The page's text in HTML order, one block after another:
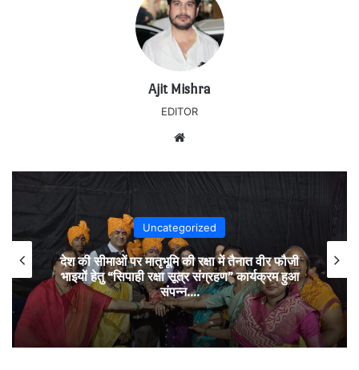
Ajit Mishra
EDITOR
Uncategorized
देश की सीमाओं पर मातृभूमि की रक्षा में तैनात वीर फौजी
भाइयों हेतु “सिपाही रक्षा सूत्र संग्रहण” कार्यक्रम हुआ
संपन्न….